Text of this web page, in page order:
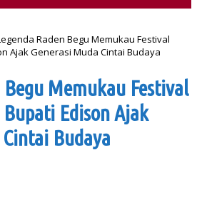
Raden Begu Memukau Festival
Ajak Generasi Muda Cintai Budaya
Begu Memukau Festival
Edison Ajak
Budaya